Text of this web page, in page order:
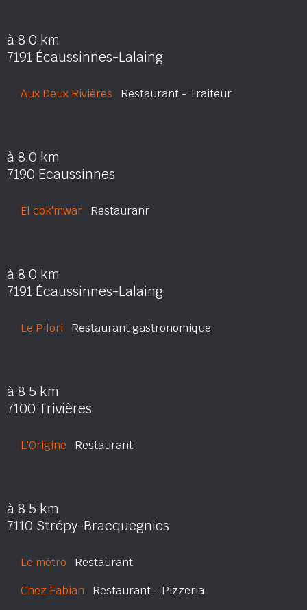
à 8.0 km
7191 Écaussinnes-Lalaing
Aux Deux Rivières Restaurant - Traiteur
à 8.0 km
7190 Ecaussinnes
El cok'mwar Restauranr
à 8.0 km
7191 Écaussinnes-Lalaing
Le Pilori Restaurant gastronomique
à 8.5 km
7100 Trivières
L'Origine Restaurant
à 8.5 km
7110 Strépy-Bracquegnies
Le métro Restaurant
Chez Fabian Restaurant - Pizzeria